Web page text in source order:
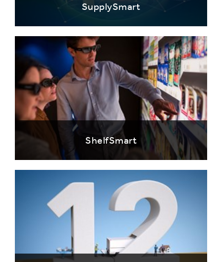
SupplySmart
ShelfSmart